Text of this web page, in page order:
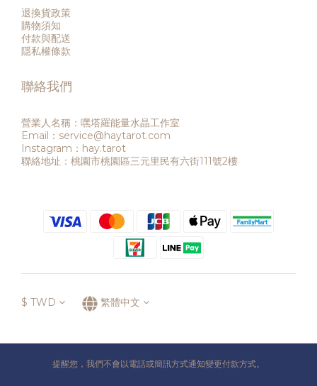
退換貨政策
購物須知
付款與配送
隱私權條款
聯絡我們
營業人名稱：嘿塔羅能量水晶工作室
Email：service@haytarot.com
Instagram：hay.tarot
聯絡地址：桃園市桃園區三元里民有六街111號2樓
$ TWD 繁體中文
提醒您，我們不會以電話或簡訊方式通知變更付款方式。